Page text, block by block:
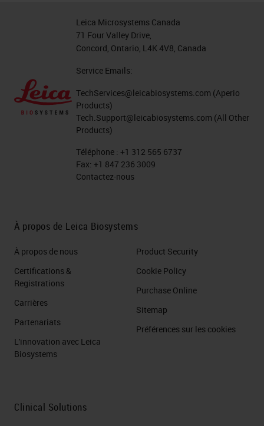
Leica Microsystems Canada
71 Four Valley Drive,
Concord, Ontario, L4K 4V8, Canada
Service Emails:
TechServices@leicabiosystems.com (Aperio
Products)
Tech.Support@leicabiosystems.com (All Other
Products)
Téléphone : +1 312 565 6737
Fax: +1 847 236 3009
Contactez-nous
À propos de Leica Biosystems
À propos de nous
Certifications &
Registrations
Carrières
Partenariats
L'innovation avec Leica
Biosystems
Product Security
Cookie Policy
Purchase Online
Sitemap
Préférences sur les cookies
Clinical Solutions